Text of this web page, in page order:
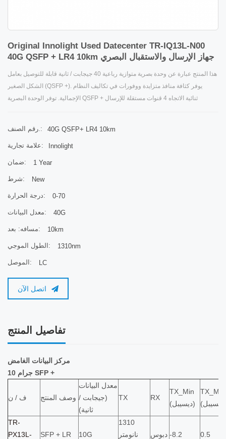
Original Innolight Used Datecenter TR-IQ13L-N00
40G QSFP + LR4 10km جهاز الإرسال والاستقبال البصري
هذا المنتج عبارة عن وحدة بصرية متوازية رباعية 40 جيجابت / ثانية قابلة للتوصيل بعامل
الشكل الصغير (QSFP +). يوفر كثافة منافذ متزايدة ووفورات في تكاليف النظام
الإجمالية. توفر الوحدة البصرية QSFP + ثنائية الاتجاه 4 قنوات مستقلة للإرسال
رقم الصنف.: 40G QSFP+ LR4 10km
علامة تجارية: Innolight
ضمان: 1 Year
شرط: New
درجة الحرارة: 0-70
معدل البيانات: 40G
مسافه: بعد: 10km
الطول الموجي: 1310nm
الموصل: LC
اتصل الآن
تفاصيل المنتج
مركز البيانات الغامض
10 جرام SFP +
ف / ن وصف المنتج
معدل البيانات
(جيجابت /
ثانية)
TX RX
TX_Min
(ديسيبل)
TR-
PX13L-
SFP + LR 10G
1310
نانومتر
دبوس -8.2 0.5